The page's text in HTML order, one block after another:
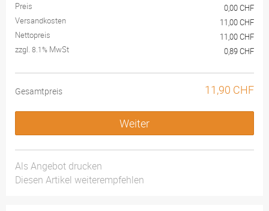
Preis
0,00 CHF
Versandkosten
11,00 CHF
Nettopreis
11,00 CHF
zzgl. 8.1% MwSt 0,89 CHF
Gesamtpreis 11,90 CHF
Weiter
Als Angebot drucken
Diesen Artikel weiterempfehlen